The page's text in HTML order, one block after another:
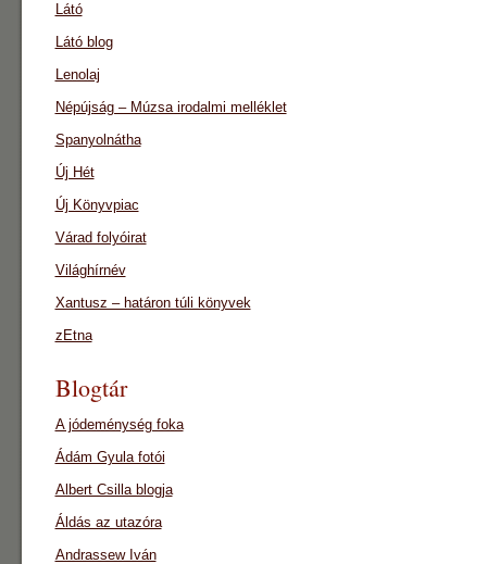
Látó
Látó blog
Lenolaj
Népújság – Múzsa irodalmi melléklet
Spanyolnátha
Új Hét
Új Könyvpiac
Várad folyóirat
Világhírnév
Xantusz – határon túli könyvek
zEtna
Blogtár
A jódeménység foka
Ádám Gyula fotói
Albert Csilla blogja
Áldás az utazóra
Andrassew Iván